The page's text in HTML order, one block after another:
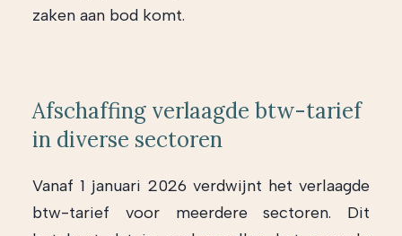
zaken aan bod komt.
Afschaffing verlaagde btw-tarief
in diverse sectoren
Vanaf 1 januari 2026 verdwijnt het verlaagde
btw-tarief voor meerdere sectoren. Dit